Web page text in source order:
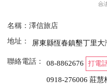
名稱：澤信旅店
地址：
屏東縣恆春鎮墾丁里大
聯絡電話： 08-8862676 打電
0918-276006 莊慧